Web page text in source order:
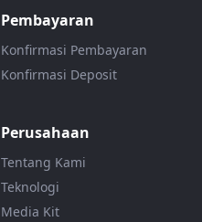
Pembayaran
Konfirmasi Pembayaran
Konfirmasi Deposit
Perusahaan
Tentang Kami
Teknologi
Media Kit